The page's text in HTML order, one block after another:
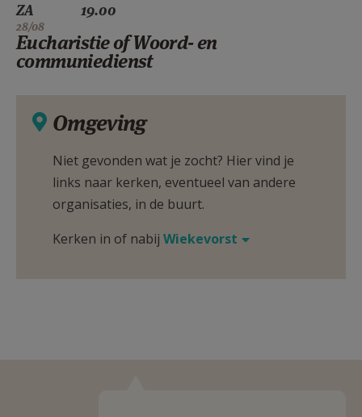
ZA
28/08
19.00
Eucharistie of Woord- en
communiedienst
Omgeving
Niet gevonden wat je zocht? Hier vind je
links naar kerken, eventueel van andere
organisaties, in de buurt.
Kerken in of nabij Wiekevorst